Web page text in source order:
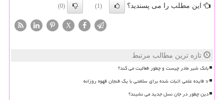
این مطلب را می پسندید؟ (1)
(0)
X
تازه ترین مطالب مرتبط
بانک شیر مادر چیست و چطور فعالیت می کند؟
۷ فایده علمی اثبات شده برای سلامتی با یک فنجان قهوه روزانه
دین چطور در جان نسل جدید می نشیند؟